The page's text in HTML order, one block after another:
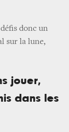
donc un
sur la lune,
jouer,
dans les